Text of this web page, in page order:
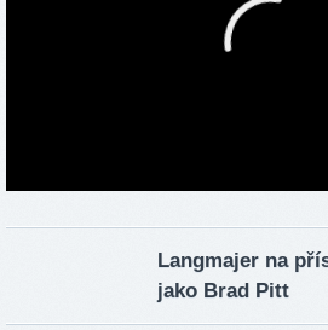
Langmajer na
jako Brad Pitt